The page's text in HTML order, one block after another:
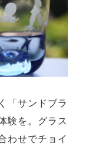
「サンドブラ
験を。グラス
わせでチョイ